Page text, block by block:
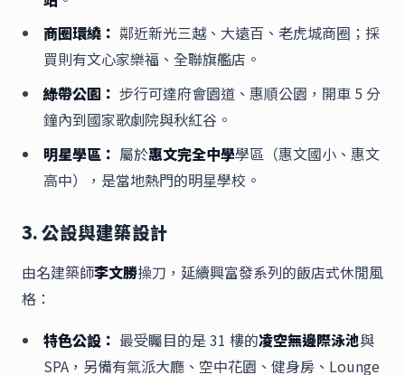
商圈環繞： 鄰近新光三越、大遠百、老虎城商圈；採
買則有文心家樂福、全聯旗艦店。
綠帶公園： 步行可達府會園道、惠順公園，開車 5 分
鐘內到國家歌劇院與秋紅谷。
明星學區： 屬於惠文完全中學學區（惠文國小、惠文
高中），是當地熱門的明星學校。
3. 公設與建築設計
由名建築師李文勝操刀，延續興富發系列的飯店式休閒風
格：
特色公設： 最受矚目的是 31 樓的凌空無邊際泳池與
SPA，另備有氣派大廳、空中花園、健身房、Lounge